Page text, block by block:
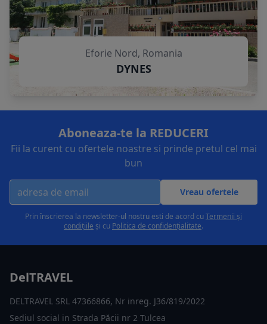
Eforie Nord, Romania
DYNES
Aboneaza-te la REDUCERI
Fii la curent cu ofertele noastre si prinde pretul cel mai
bun
Vreau ofertele
Prin înscrierea la newsletter-ul nostru esti de acord cuTermenii și
condițiile și cu Politica de confidențialitate.
DelTRAVEL
DELTRAVEL SRL 47366866, Nr inreg. J36/819/2022
Sediul social in Strada Păcii nr 2 Tulcea